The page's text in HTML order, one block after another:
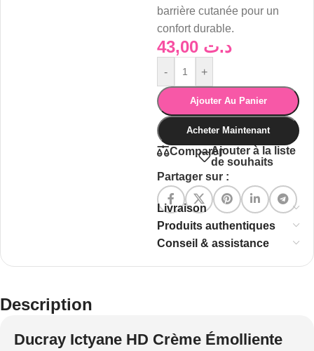
barrière cutanée pour un
confort durable.
د.ت
- +
Ajouter Au Panier
Acheter Maintenant
ComparerAjouter à la liste
de souhaits
Partager sur :
Livraison
Produits authentiques
Conseil & assistance
Description
Ducray Ictyane HD Crème Émolliente